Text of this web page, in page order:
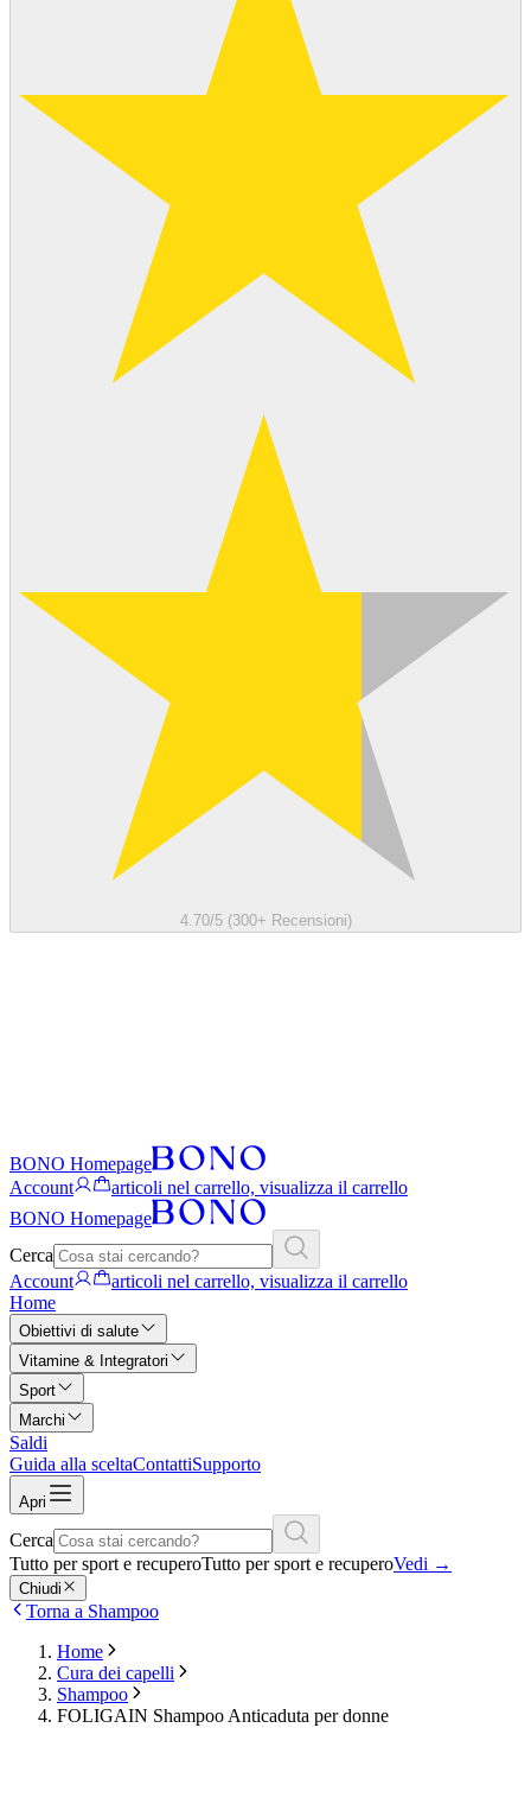
4.70/5 (300+ Recensioni)
BONO Homepage
Account
articoli nel carrello, visualizza il carrello
BONO Homepage
Cerca
Account
articoli nel carrello, visualizza il carrello
Home
Obiettivi di salute
Vitamine & Integratori
Sport
Marchi
Saldi
Guida alla sceltaContattiSupporto
Apri
Cerca
Tutto per sport e recuperoTutto per sport e recuperoVedi →
Chiudi
Torna a Shampoo
Home
Cura dei capelli
Shampoo
FOLIGAIN Shampoo Anticaduta per donne